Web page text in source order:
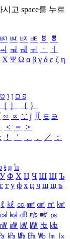
고 space를 누르
ㅴ ㅵ ㅶ ㅷ ㅸ
ㅹ
ㆉ ㆊ ㆋ ㆌ ㆍ
ㆎ
Χ Ψ Ω α β γ δ ε ζ η
פ ם ן ו ט
［ ］ ｛ ｝
∽ ∝ ∵ ∫ ∬ ∈ ∋
＜ ＝
＞
ː ！ ＇ ， ． ／
：
ŧ ŋ ŉ
У Ф Х Ц Ч Ш Щ Ъ
с т у ф х ц ч ш щ ъ
ℓ ㎘ ㏄ ㎣ ㎤ ㎥ ㎦
㎈ ㎉ ㏈ ㎧ ㎨ ㎰
㎻ ㎽ ㎾ ㎿ ㎐ ㎑
㎪ ㎫ ㎬ ㏝ ㏐
㏓